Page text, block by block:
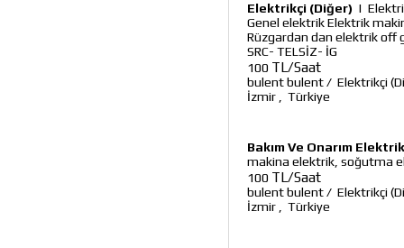
Elektrikçi (Diğer) |
Genel elektrik Elektrik
Rüzgardan dan elektrik off
SRC- TELSİZ- İG
100 TL/Saat
bulent bulent/ Elektrikçi
İzmir
Türkiye
Bakım Ve Onarım
makina elektrik, soğutma
100 TL/Saat
bulent bulent/ Elektrikçi
İzmir
Türkiye